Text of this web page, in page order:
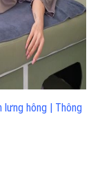
lưng hông | Thông